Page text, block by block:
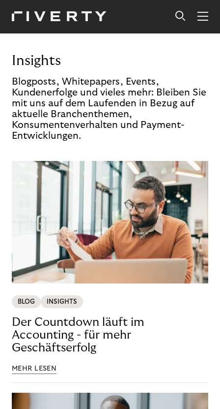
Insights
Blogposts, Whitepapers, Events,
Kundenerfolge und vieles mehr: Bleiben Sie
mit uns auf dem Laufenden in Bezug auf
aktuelle Branchenthemen,
Konsumentenverhalten und Payment-
Entwicklungen.
BLOG INSIGHTS
Der Countdown läuft im
Accounting - für mehr
Geschäftserfolg
MEHR LESEN